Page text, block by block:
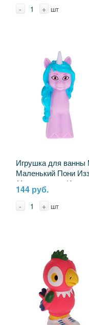
LXGL-01 (50) (50) (50)
- + шт
Игрушка для ванны
Маленький Пони
11 см. в сетке Играем
Вместе MLP-04
144 руб.
- + шт